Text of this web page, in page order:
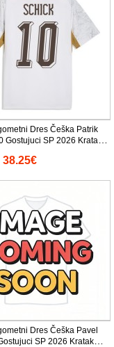
Dres Češka Patrik
Gostujuci SP 2026 Kratak
38.25€
Dres Češka Pavel
SP 2026 Kratak